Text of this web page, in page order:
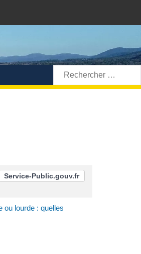
Rechercher:
Service-Public.gouv.fr
ou lourde : quelles